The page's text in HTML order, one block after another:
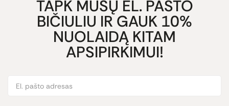
TAPK MŪSŲ EL. PAŠTO
BIČIULIU IR GAUK 10%
NUOLAIDĄ KITAM
APSIPIRKIMUI!